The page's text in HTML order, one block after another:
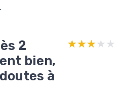
2
bien,
à
★★★★★
★★★★★